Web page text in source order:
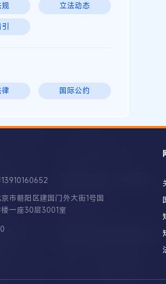
立法动态
国际公约
市朝阳区建国门外大街1号国
楼一座30层3001室